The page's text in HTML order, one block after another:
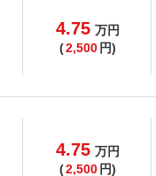
4.75 万円
(2,500 円)
4.75 万円
(2,500 円)